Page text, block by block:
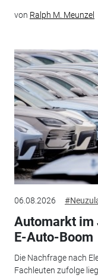
von Ralph M. Meunzel
06.08.2026
Automarkt im
E-Auto-Boom
Die Nachfrage nach
Fachleuten zufolge